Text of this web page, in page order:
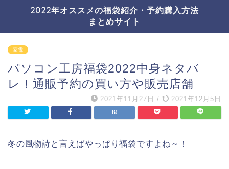
2022年オススメの福袋紹介・予約購入方法
まとめサイト
家電
パソコン工房福袋2022中身ネタバ
レ！通販予約の買い方や販売店舗
2021年11月27日 / 2021年12月5日
冬の風物詩と言えばやっぱり福袋ですよね～！